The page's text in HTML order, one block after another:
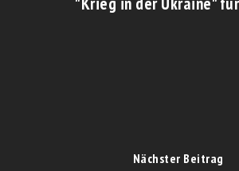
Nächster Beitrag